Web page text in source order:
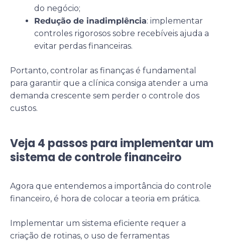
do negócio;
Redução de inadimplência: implementar
controles rigorosos sobre recebíveis ajuda a
evitar perdas financeiras.
Portanto, controlar as finanças é fundamental
para garantir que a clínica consiga atender a uma
demanda crescente sem perder o controle dos
custos.
Veja 4 passos para implementar um
sistema de controle financeiro
Agora que entendemos a importância do controle
financeiro, é hora de colocar a teoria em prática.
Implementar um sistema eficiente requer a
criação de rotinas, o uso de ferramentas